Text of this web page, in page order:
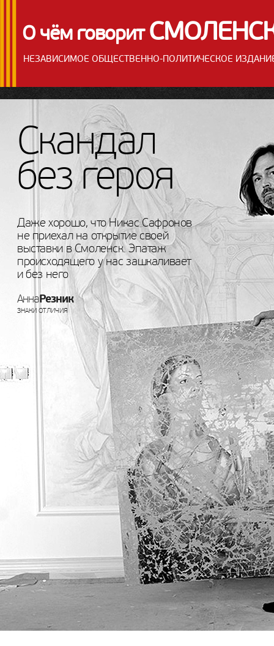
О чём говорит
НЕЗАВИСИМОЕ ОБЩЕСТВЕННО-ПОЛИТИЧЕСКОЕ
Скандал
без героя
Даже хорошо, что Никас Сафронов
не приехал на открытие своей
выставки в Смоленск. Эпатаж
происходящего у нас зашкаливает
и без него
АннаРезник
ЗНАКИ ОТЛИЧИЯ